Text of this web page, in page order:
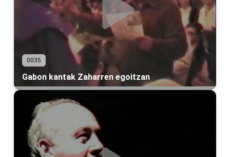
0035
Gabon kantak Zaharren egoitzan